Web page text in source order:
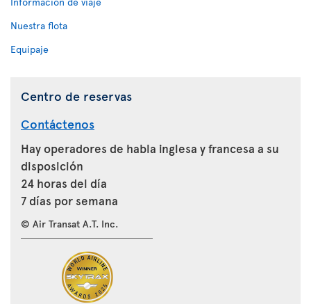
Nuestra flota
Equipaje
Centro de reservas
Contáctenos
Hay operadores de habla inglesa y francesa a su
disposición
24 horas del día
7 días por semana
© Air Transat A.T. Inc.